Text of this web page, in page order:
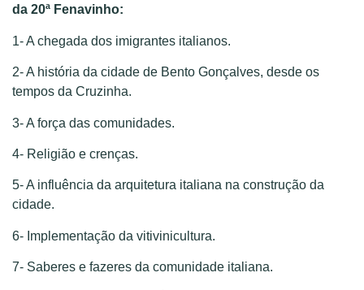
da 20ª Fenavinho:
1- A chegada dos imigrantes italianos.
2- A história da cidade de Bento Gonçalves, desde os
tempos da Cruzinha.
3- A força das comunidades.
4- Religião e crenças.
5- A influência da arquitetura italiana na construção da
cidade.
6- Implementação da vitivinicultura.
7- Saberes e fazeres da comunidade italiana.